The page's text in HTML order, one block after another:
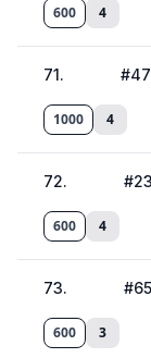
600 4
71. #47
1000 4
72. #
600 4
73. #65
600 3